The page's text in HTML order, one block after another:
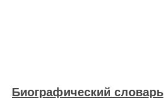
Биографический словарь